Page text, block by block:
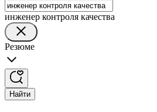
инженер контроля качества
Резюме
Найти